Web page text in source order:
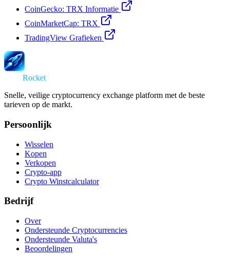
CoinGecko: TRX Informatie
CoinMarketCap: TRX
TradingView Grafieken
Rocket
Snelle, veilige cryptocurrency exchange platform met de beste
tarieven op de markt.
Persoonlijk
Wisselen
Kopen
Verkopen
Crypto-app
Crypto Winstcalculator
Bedrijf
Over
Ondersteunde Cryptocurrencies
Ondersteunde Valuta's
Beoordelingen